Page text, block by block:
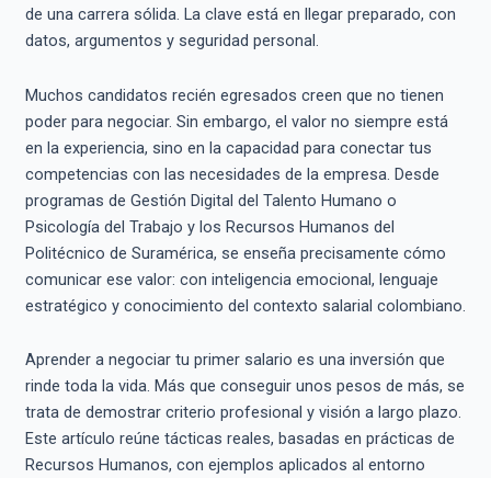
de una carrera sólida. La clave está en llegar preparado, con
datos, argumentos y seguridad personal.
Muchos candidatos recién egresados creen que no tienen
poder para negociar. Sin embargo, el valor no siempre está
en la experiencia, sino en la capacidad para conectar tus
competencias con las necesidades de la empresa. Desde
programas de Gestión Digital del Talento Humano o
Psicología del Trabajo y los Recursos Humanos del
Politécnico de Suramérica, se enseña precisamente cómo
comunicar ese valor: con inteligencia emocional, lenguaje
estratégico y conocimiento del contexto salarial colombiano.
Aprender a negociar tu primer salario es una inversión que
rinde toda la vida. Más que conseguir unos pesos de más, se
trata de demostrar criterio profesional y visión a largo plazo.
Este artículo reúne tácticas reales, basadas en prácticas de
Recursos Humanos, con ejemplos aplicados al entorno